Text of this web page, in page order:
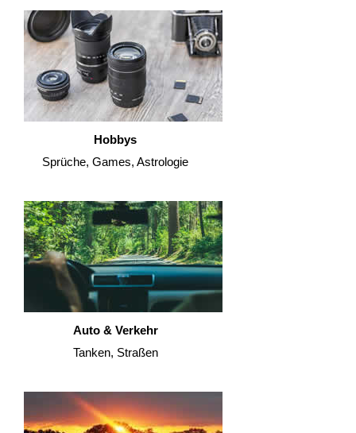
Hobbys
Sprüche, Games, Astrologie
Auto & Verkehr
Tanken, Straßen